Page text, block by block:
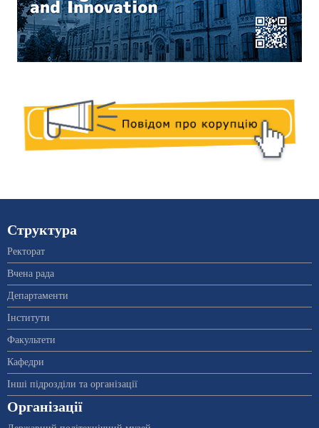
Структура
Ректорат
Вчена рада
Департаменти
Інститути
Факультети
Кафедри
Інші підрозділи та організації
Організації